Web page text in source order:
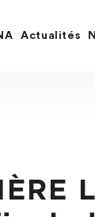
Actualités